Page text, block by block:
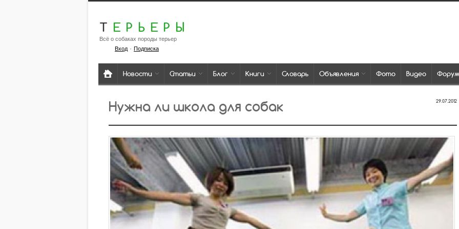
Т ЕРЬЕРЫ
Всё о собаках породы терьер
Вход· Подписка
Новости Статьи Блог Книги Словарь Объявления Фото Видео Форум
29.07.2012
Нужна ли школа для собак